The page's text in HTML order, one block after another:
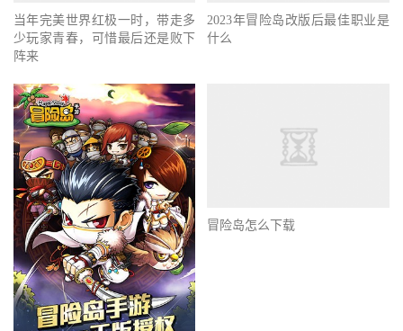
当年完美世界红极一时，带走多
少玩家青春，可惜最后还是败下
阵来
2023年冒险岛改版后最佳职业是
什么
冒险岛怎么下载